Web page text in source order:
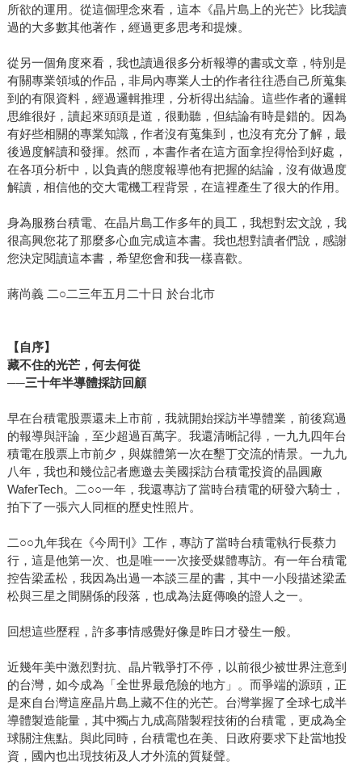
所欲的運用。從這個理念來看，這本《晶片島上的光芒》比我讀
過的大多數其他著作，經過更多思考和提煉。
從另一個角度來看，我也讀過很多分析報導的書或文章，特別是
有關專業領域的作品，非局內專業人士的作者往往憑自己所蒐集
到的有限資料，經過邏輯推理，分析得出結論。這些作者的邏輯
思維很好，讀起來頭頭是道，很動聽，但結論有時是錯的。因為
有好些相關的專業知識，作者沒有蒐集到，也沒有充分了解，最
後過度解讀和發揮。然而，本書作者在這方面拿揑得恰到好處，
在各項分析中，以負責的態度報導他有把握的結論，沒有做過度
解讀，相信他的交大電機工程背景，在這裡產生了很大的作用。
身為服務台積電、在晶片島工作多年的員工，我想對宏文說，我
很高興您花了那麼多心血完成這本書。我也想對讀者們說，感謝
您決定閱讀這本書，希望您會和我一樣喜歡。
蔣尚義 二○二三年五月二十日 於台北市
【自序】
藏不住的光芒，何去何從
──三十年半導體採訪回顧
早在台積電股票還未上市前，我就開始採訪半導體業，前後寫過
的報導與評論，至少超過百萬字。我還清晰記得，一九九四年台
積電在股票上市前夕，與媒體第一次在墾丁交流的情景。一九九
八年，我也和幾位記者應邀去美國採訪台積電投資的晶圓廠
WaferTech。二○○一年，我還專訪了當時台積電的研發六騎士，
拍下了一張六人同框的歷史性照片。
二○○九年我在《今周刊》工作，專訪了當時台積電執行長蔡力
行，這是他第一次、也是唯一一次接受媒體專訪。有一年台積電
控告梁孟松，我因為出過一本談三星的書，其中一小段描述梁孟
松與三星之間關係的段落，也成為法庭傳喚的證人之一。
回想這些歷程，許多事情感覺好像是昨日才發生一般。
近幾年美中激烈對抗、晶片戰爭打不停，以前很少被世界注意到
的台灣，如今成為「全世界最危險的地方」。而爭端的源頭，正
是來自台灣這座晶片島上藏不住的光芒。台灣掌握了全球七成半
導體製造能量，其中獨占九成高階製程技術的台積電，更成為全
球關注焦點。與此同時，台積電也在美、日政府要求下赴當地投
資，國內也出現技術及人才外流的質疑聲。